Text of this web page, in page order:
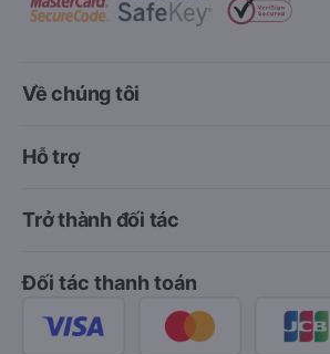
Về chúng tôi
Hỗ trợ
Trở thành đối tác
Đối tác thanh toán